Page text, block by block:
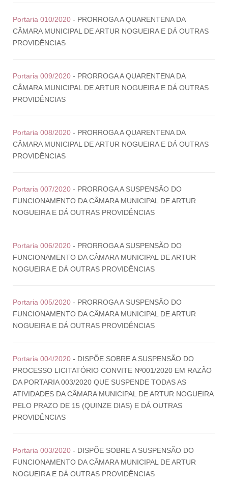
Portaria 010/2020 - PRORROGA A QUARENTENA DA
CÂMARA MUNICIPAL DE ARTUR NOGUEIRA E DÁ OUTRAS
PROVIDÊNCIAS
Portaria 009/2020 - PRORROGA A QUARENTENA DA
CÂMARA MUNICIPAL DE ARTUR NOGUEIRA E DÁ OUTRAS
PROVIDÊNCIAS
Portaria 008/2020 - PRORROGA A QUARENTENA DA
CÂMARA MUNICIPAL DE ARTUR NOGUEIRA E DÁ OUTRAS
PROVIDÊNCIAS
Portaria 007/2020 - PRORROGA A SUSPENSÃO DO
FUNCIONAMENTO DA CÂMARA MUNICIPAL DE ARTUR
NOGUEIRA E DÁ OUTRAS PROVIDÊNCIAS
Portaria 006/2020 - PRORROGA A SUSPENSÃO DO
FUNCIONAMENTO DA CÂMARA MUNICIPAL DE ARTUR
NOGUEIRA E DÁ OUTRAS PROVIDÊNCIAS
Portaria 005/2020 - PRORROGA A SUSPENSÃO DO
FUNCIONAMENTO DA CÂMARA MUNICIPAL DE ARTUR
NOGUEIRA E DÁ OUTRAS PROVIDÊNCIAS
Portaria 004/2020 - DISPÕE SOBRE A SUSPENSÃO DO
PROCESSO LICITATÓRIO CONVITE Nº001/2020 EM RAZÃO
DA PORTARIA 003/2020 QUE SUSPENDE TODAS AS
ATIVIDADES DA CÂMARA MUNICIPAL DE ARTUR NOGUEIRA
PELO PRAZO DE 15 (QUINZE DIAS) E DÁ OUTRAS
PROVIDÊNCIAS
Portaria 003/2020 - DISPÕE SOBRE A SUSPENSÃO DO
FUNCIONAMENTO DA CÂMARA MUNICIPAL DE ARTUR
NOGUEIRA E DÁ OUTRAS PROVIDÊNCIAS